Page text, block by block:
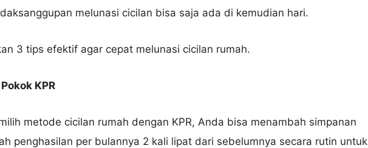
melunasi cicilan bisa saja ada di kemudian hari.
3 tips efektif agar cepat melunasi cicilan rumah.
KPR
metode cicilan rumah dengan KPR, Anda bisa menambah simpanan
penghasilan per bulannya 2 kali lipat dari sebelumnya secara rutin untuk